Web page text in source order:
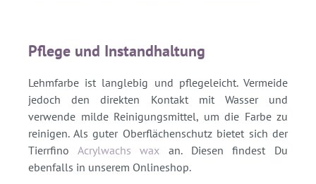
Pflege und Instandhaltung
Lehmfarbe ist langlebig und pflegeleicht. Vermeide
jedoch den direkten Kontakt mit Wasser und
verwende milde Reinigungsmittel, um die Farbe zu
reinigen. Als guter Oberflächenschutz bietet sich der
Tierrfino Acrylwachs wax an. Diesen findest Du
ebenfalls in unserem Onlineshop.